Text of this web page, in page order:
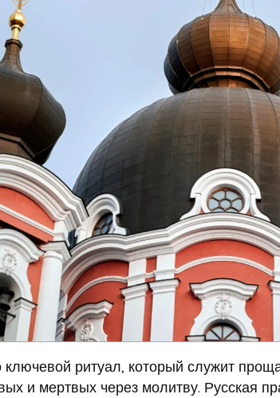
ритуал, который служит
и мертвых через молитву. Русская